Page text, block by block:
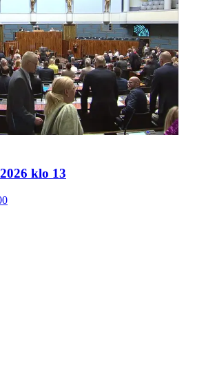
klo 13